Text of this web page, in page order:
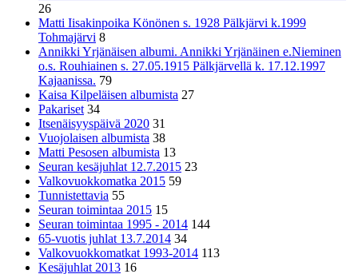
26
Matti Iisakinpoika Könönen s. 1928 Pälkjärvi k.1999
Tohmajärvi 8
Annikki Yrjänäisen albumi. Annikki Yrjänäinen e.Nieminen
o.s. Rouhiainen s. 27.05.1915 Pälkjärvellä k. 17.12.1997
Kajaanissa. 79
Kaisa Kilpeläisen albumista 27
Pakariset 34
Itsenäisyyspäivä 2020 31
Vuojolaisen albumista 38
Matti Pesosen albumista 13
Seuran kesäjuhlat 12.7.2015 23
Valkovuokkomatka 2015 59
Tunnistettavia 55
Seuran toimintaa 2015 15
Seuran toimintaa 1995 - 2014 144
65-vuotis juhlat 13.7.2014 34
Valkovuokkomatkat 1993-2014 113
Kesäjuhlat 2013 16